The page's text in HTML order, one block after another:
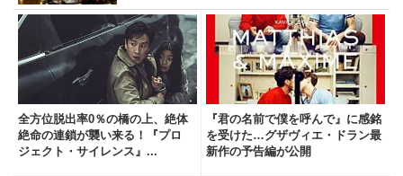
全方位脱出率0％の橋の上、絶体
絶命の連鎖が襲い来る！『プロ
ジェクト・サイレンス』...
『君の名前で僕を呼んで』に感銘
を受けた…グザヴィエ・ドラン最
新作の予告編が公開